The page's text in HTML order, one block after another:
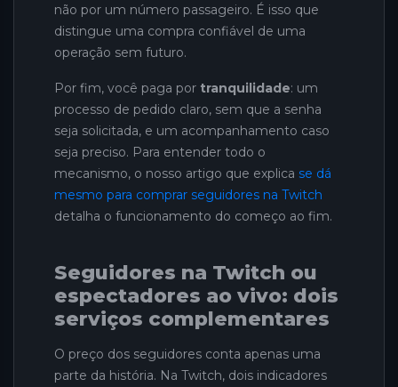
não por um número passageiro. É isso que
distingue uma compra confiável de uma
operação sem futuro.
Por fim, você paga por tranquilidade: um
processo de pedido claro, sem que a senha
seja solicitada, e um acompanhamento caso
seja preciso. Para entender todo o
mecanismo, o nosso artigo que explica se dá
mesmo para comprar seguidores na Twitch
detalha o funcionamento do começo ao fim.
Seguidores na Twitch ou
espectadores ao vivo: dois
serviços complementares
O preço dos seguidores conta apenas uma
parte da história. Na Twitch, dois indicadores